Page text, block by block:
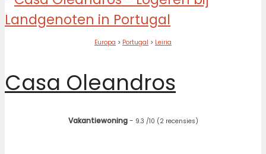
Europa > Portugal > Leiria
Casa Oleandros
Vakantiewoning- 9.3 /10 (2 recensies)